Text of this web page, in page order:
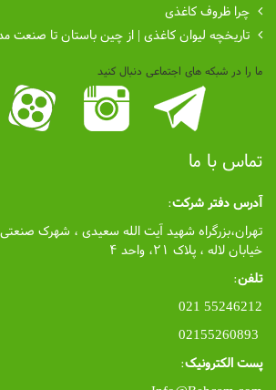
چرا ظروف کاغذی
تاریخچه لیوان کاغذی | از چین باستان تا صنعت
ما را در شبکه های اجتماعی دنبال کنید
تماس با ما
آدرس دفتر شرکت:
تهران،بزرگراه شهید آیت الله سعیدی ، شهرک صنعتی
خیابان لاله ، پلاک ۲۱، واحد ۴
تلفن:
55246212 021
پست الکترونیک: